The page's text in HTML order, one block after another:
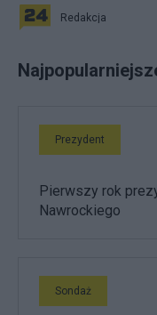
Redakcja
Prezydent
Pierwszy rok
Nawrockiego
Sondaż